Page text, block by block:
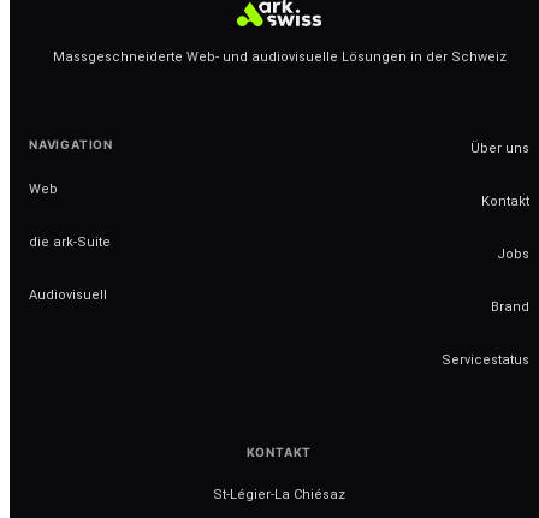
Massgeschneiderte Web- und audiovisuelle Lösungen in der Schweiz
NAVIGATION
Web
die ark-Suite
Audiovisuell
Über uns
Kontakt
Jobs
Brand
Servicestatus
KONTAKT
St-Légier-La Chiésaz